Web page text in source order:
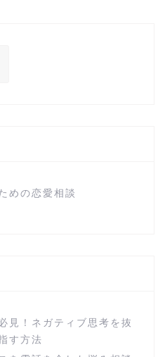
めの恋愛相談
見！ネガティブ思考を抜
す方法